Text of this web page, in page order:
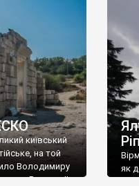
об’єкту
експерти та
київський
на той
Володимиру
Василю ІІ,
як